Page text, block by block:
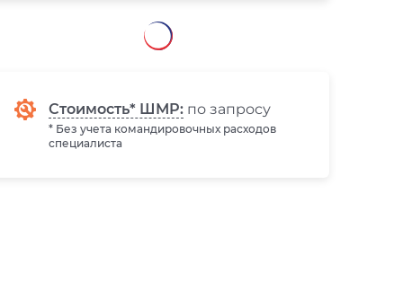
Стоимость* ШМР: по запросу
* Без учета командировочных расходов
специалиста